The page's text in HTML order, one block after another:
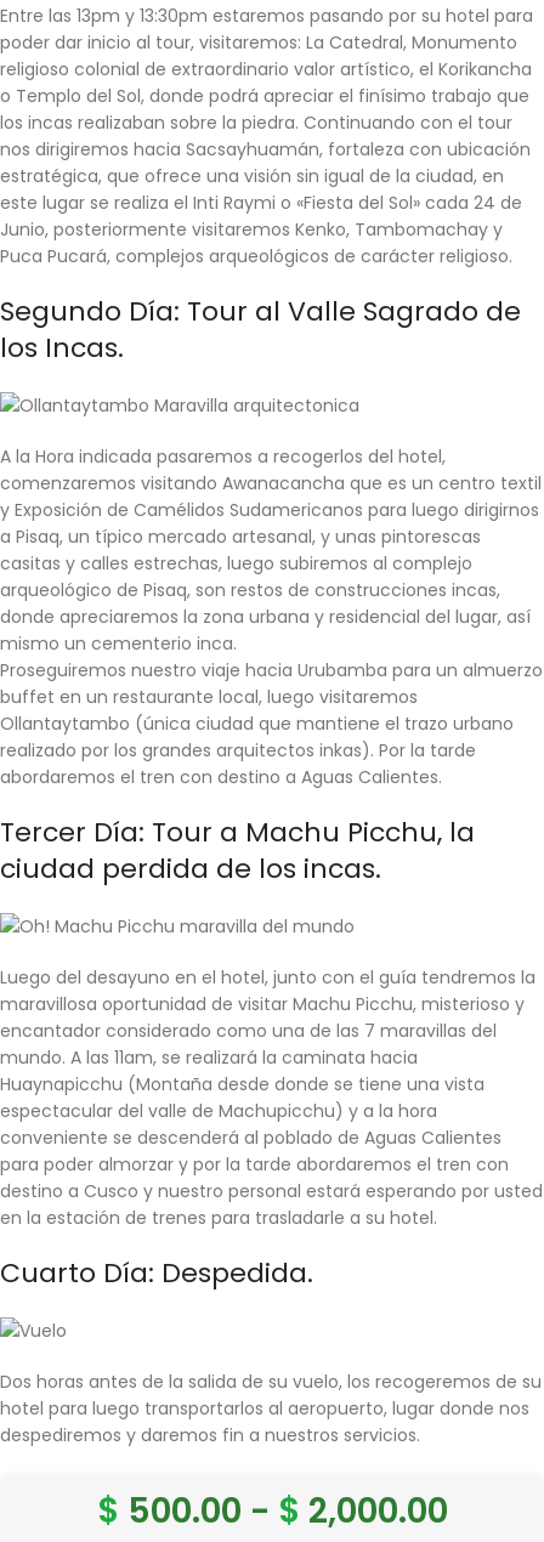
Entre las 13pm y 13:30pm estaremos pasando por su hotel para
poder dar inicio al tour, visitaremos: La Catedral, Monumento
religioso colonial de extraordinario valor artístico, el Korikancha
o Templo del Sol, donde podrá apreciar el finísimo trabajo que
los incas realizaban sobre la piedra. Continuando con el tour
nos dirigiremos hacia Sacsayhuamán, fortaleza con ubicación
estratégica, que ofrece una visión sin igual de la ciudad, en
este lugar se realiza el Inti Raymi o «Fiesta del Sol» cada 24 de
Junio, posteriormente visitaremos Kenko, Tambomachay y
Puca Pucará, complejos arqueológicos de carácter religioso.
Segundo Día: Tour al Valle Sagrado de
los Incas.
A la Hora indicada pasaremos a recogerlos del hotel,
comenzaremos visitando Awanacancha que es un centro textil
y Exposición de Camélidos Sudamericanos para luego dirigirnos
a Pisaq, un típico mercado artesanal, y unas pintorescas
casitas y calles estrechas, luego subiremos al complejo
arqueológico de Pisaq, son restos de construcciones incas,
donde apreciaremos la zona urbana y residencial del lugar, así
mismo un cementerio inca.
Proseguiremos nuestro viaje hacia Urubamba para un almuerzo
buffet en un restaurante local, luego visitaremos
Ollantaytambo (única ciudad que mantiene el trazo urbano
realizado por los grandes arquitectos inkas). Por la tarde
abordaremos el tren con destino a Aguas Calientes.
Tercer Día: Tour a Machu Picchu, la
ciudad perdida de los incas.
Luego del desayuno en el hotel, junto con el guía tendremos la
maravillosa oportunidad de visitar Machu Picchu, misterioso y
encantador considerado como una de las 7 maravillas del
mundo. A las 11am, se realizará la caminata hacia
Huaynapicchu (Montaña desde donde se tiene una vista
espectacular del valle de Machupicchu) y a la hora
conveniente se descenderá al poblado de Aguas Calientes
para poder almorzar y por la tarde abordaremos el tren con
destino a Cusco y nuestro personal estará esperando por usted
en la estación de trenes para trasladarle a su hotel.
Cuarto Día: Despedida.
Dos horas antes de la salida de su vuelo, los recogeremos de su
hotel para luego transportarlos al aeropuerto, lugar donde nos
despediremos y daremos fin a nuestros servicios.
$ 500.00 - $ 2,000.00